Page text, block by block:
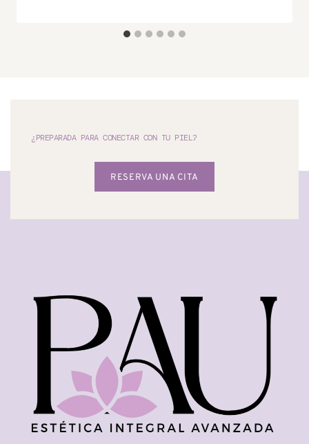
¿PREPARADA PARA CONECTAR CON TU PIEL?
RESERVA UNA CITA